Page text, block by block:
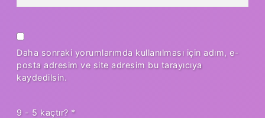
Daha sonraki yorumlarımda kullanılması için adım, e-
posta adresim ve site adresim bu tarayıcıya
kaydedilsin.
9 - 5 kaçtır? *